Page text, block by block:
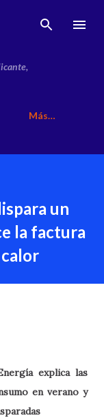
Más…
un
la factura
explica las
en verano y